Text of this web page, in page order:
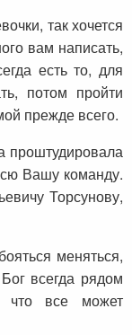
так хочется
вам написать,
есть то, для
потом пройти
прежде всего.
проштудировала
Вашу команду.
Торсунову,
меняться,
всегда рядом
что все может